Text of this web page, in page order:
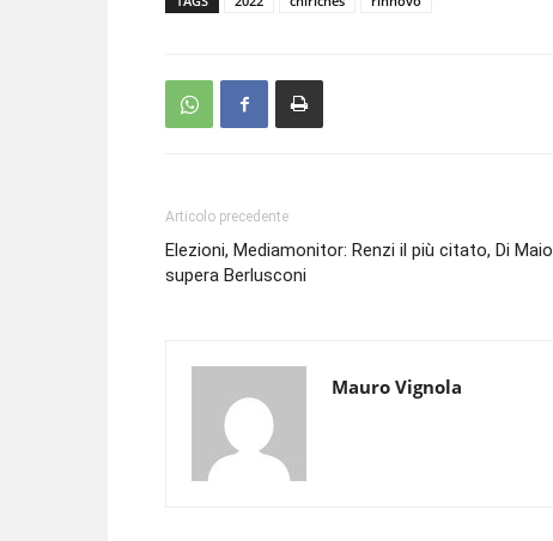
Articolo precedente
Elezioni, Mediamonitor: Renzi il più citato, Di Maio
supera Berlusconi
Mauro Vignola